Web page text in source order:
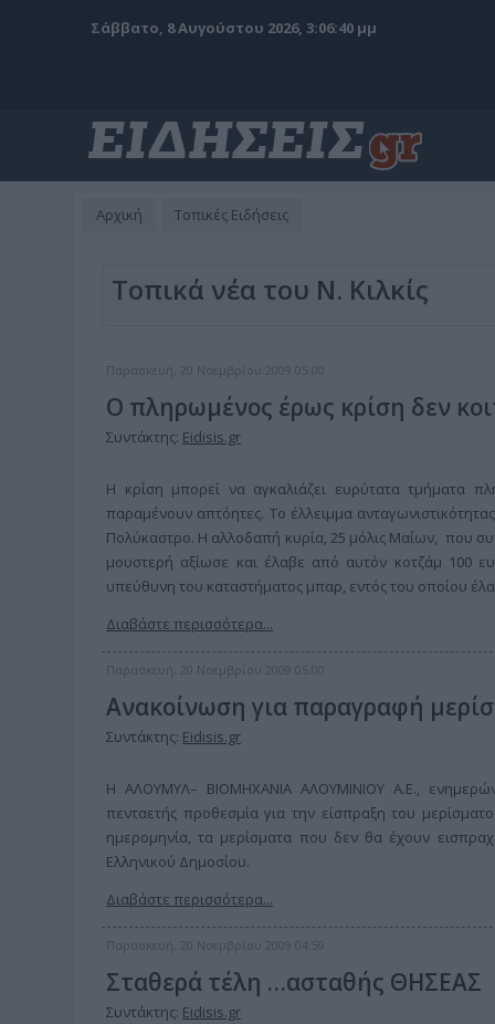
Σάββατο, 8 Αυγούστου 2026, 3:06:40 μμ
Αρχική Τοπικές Ειδήσεις
Τοπικά νέα του Ν. Κιλκίς
Παρασκευή, 20 Νοεμβρίου 2009 05:00
Ο πληρωμένος έρως κρίση δεν
Συντάκτης: Eidisis.gr
Η κρίση μπορεί να αγκαλιάζει ευρύτατα τμήματα
παραμένουν απτόητες. Το έλλειμμα
Πολύκαστρο. Η αλλοδαπή κυρία, 25 μόλις Μαίων, που
μουστερή αξίωσε και έλαβε από αυτόν κοτζάμ 100
υπεύθυνη του καταστήματος μπαρ, εντός του οποίου
Διαβάστε περισσότερα...
Παρασκευή, 20 Νοεμβρίου 2009 05:00
Ανακοίνωση για παραγραφή
Συντάκτης: Eidisis.gr
Η ΑΛΟΥΜΥΛ– ΒΙΟΜΗΧΑΝΙΑ ΑΛΟΥΜΙΝΙΟΥ Α.Ε.,
πενταετής προθεσμία για την είσπραξη του
ημερομηνία, τα μερίσματα που δεν θα έχουν
Ελληνικού Δημοσίου.
Διαβάστε περισσότερα...
Παρασκευή, 20 Νοεμβρίου 2009 04:59
Σταθερά τέλη …ασταθής ΘΗΣΕΑΣ
Συντάκτης: Eidisis.gr